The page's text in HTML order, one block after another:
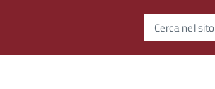
Cerca nel sito